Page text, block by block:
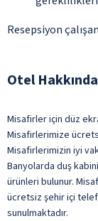
Resepsiyon
Otel Hakkında
Misafirler için düz
Misafirlerimize
Misafirlerimizin iyi
Banyolarda duş
ürünleri bulunur.
ücretsiz şehir içi
sunulmaktadır.